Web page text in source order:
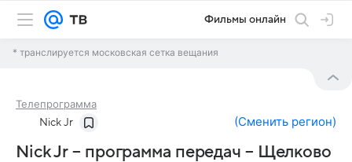
Фильмы онлайн
* транслируется московская сетка вещания
Телепрограмма
Nick Jr (Сменить регион)
Nick Jr – программа передач – Щелково